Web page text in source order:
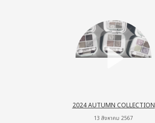
2024 AUTUMN COLLECTION
13 สิงหาคม 2567